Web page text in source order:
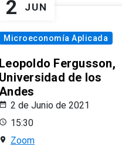
2 JUN
Microeconomía Aplicada
Leopoldo Fergusson,
Universidad de los
2 de Junio de 2021
15:30
Zoom